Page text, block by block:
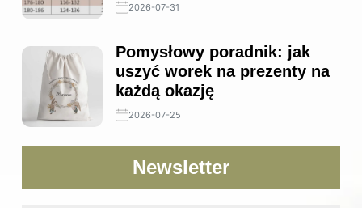
2026-07-31
Pomysłowy poradnik: jak
uszyć worek na prezenty na
każdą okazję
2026-07-25
Newsletter